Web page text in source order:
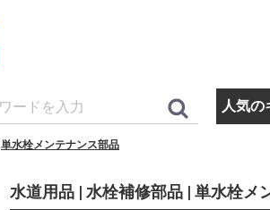
人気の
単水栓メンテナンス部品
水道用品 | 水栓補修部品 | 単水栓メ